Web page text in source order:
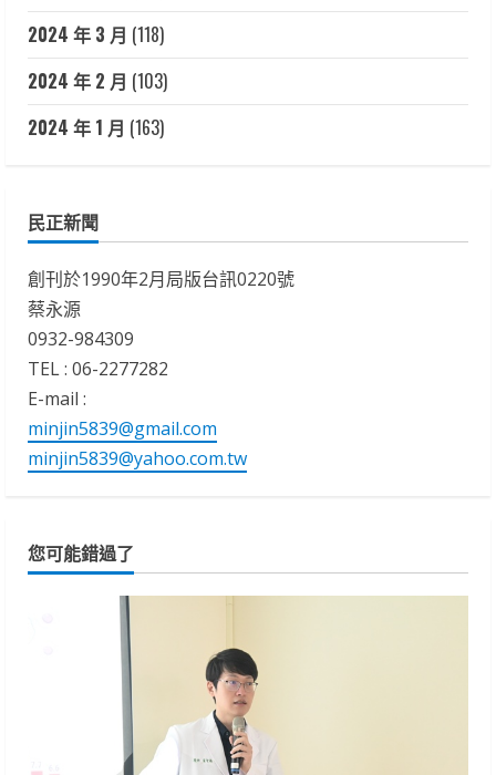
2024 年 3 月 (118)
2024 年 2 月 (103)
2024 年 1 月 (163)
民正新聞
創刊於1990年2月局版台訊0220號
蔡永源
0932-984309
TEL : 06-2277282
E-mail :
minjin5839@gmail.com
minjin5839@yahoo.com.tw
您可能錯過了